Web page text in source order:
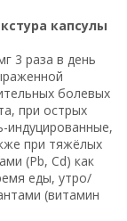
капсулы
3 раза в день
болевых
при острых
индуцированные,
при тяжёлых
(Pb, Cd) как
еды, утро/
(витамин